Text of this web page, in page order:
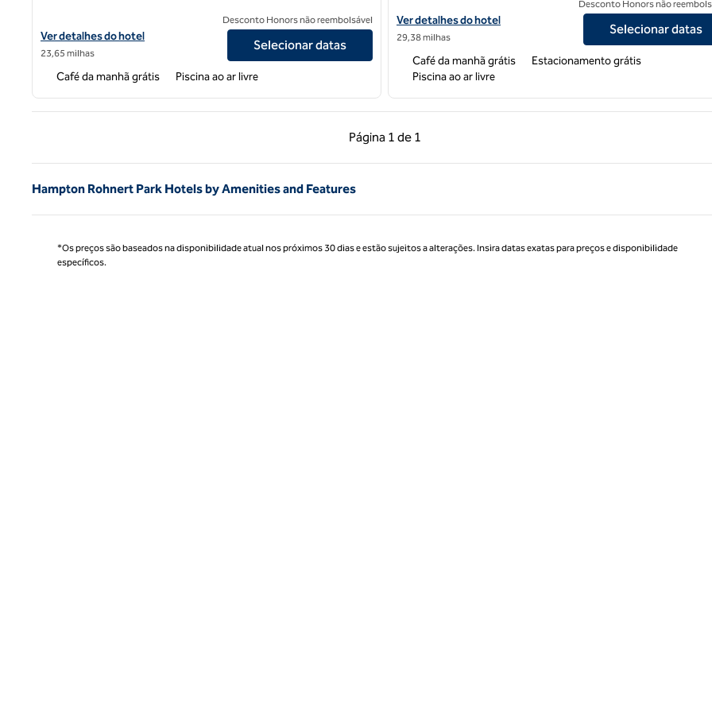
Exibir detalhes do hotel Hampton Inn & Suites Napa
Ver detalhes do hotel
23,65 milhas
Desconto Honors não reembolsável
Selecionar datas
Café da manhã grátis Piscina ao ar livre
Exibir detalhes do hotel Hampton Inn Vallejo
Ver detalhes do hotel
29,38 milhas
Desconto Honors não
Selecionar datas
Café da manhã grátis
Estacionamento grátis
Piscina ao ar livre
Página 1 de 1
Página anterior, 1 de 1
Página 1 de 1
Hampton Rohnert Park Hotels by Amenities and Features
*Os preços são baseados na disponibilidade atual nos próximos 30 dias e estão sujeitos a alterações. Insira datas exatas para preços e disponibilidade
específicos.